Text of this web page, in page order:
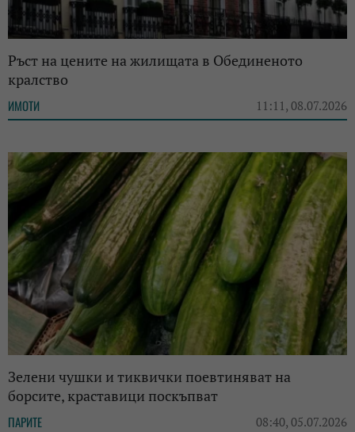
Ръст на цените на жилищата в Обединеното
кралство
ИМОТИ 11:11, 08.07.2026
Зелени чушки и тиквички поевтиняват на
борсите, краставици поскъпват
ПАРИТЕ 08:40, 05.07.2026